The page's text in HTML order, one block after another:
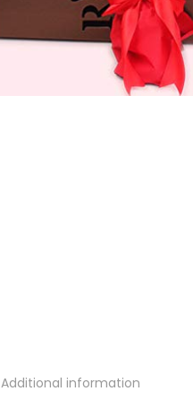
Additional information